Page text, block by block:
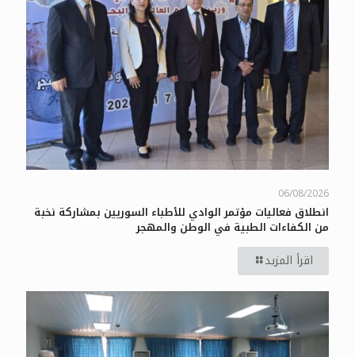
06/08/2026
انطلاق فعاليات مؤتمر الوادي للأطباء السوريين بمشاركة نخبة
من الكفاءات الطبية في الوطن والمهجر
اقرأ المزيد